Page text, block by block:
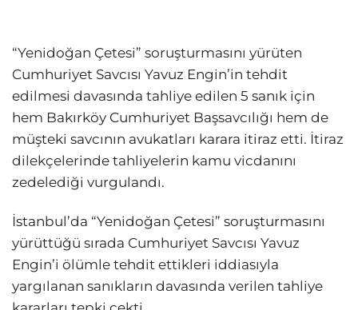
“Yenidoğan Çetesi” soruşturmasını yürüten
Cumhuriyet Savcısı Yavuz Engin’in tehdit
edilmesi davasında tahliye edilen 5 sanık için
hem Bakırköy Cumhuriyet Başsavcılığı hem de
müşteki savcının avukatları karara itiraz etti. İtiraz
dilekçelerinde tahliyelerin kamu vicdanını
zedelediği vurgulandı.
İstanbul’da “Yenidoğan Çetesi” soruşturmasını
yürüttüğü sırada Cumhuriyet Savcısı Yavuz
Engin’i ölümle tehdit ettikleri iddiasıyla
yargılanan sanıkların davasında verilen tahliye